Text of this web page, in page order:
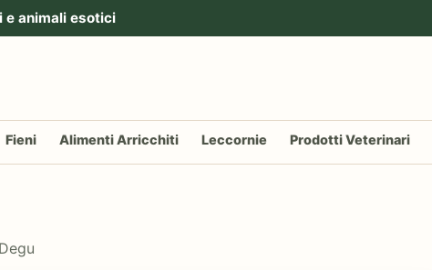
e animali esotici
Fieni Alimenti Arricchiti Leccornie Prodotti Veterinari